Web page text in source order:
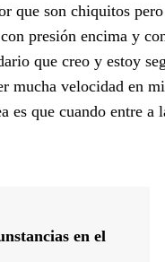
que son chiquitos
presión encima y
que creo y estoy
mucha velocidad en
que cuando entre a
en el